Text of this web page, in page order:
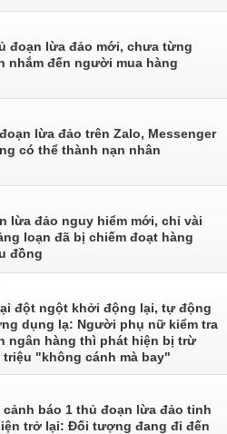
đoạn lừa đảo mới, chưa từng
nhắm đến người mua hàng
lừa đảo trên Zalo, Messenger
có thể thành nạn nhân
lừa đảo nguy hiểm mới, chỉ vài
loạn đã bị chiếm đoạt hàng
đồng
đột ngột khởi động lại, tự động
dụng lạ: Người phụ nữ kiểm tra
ngân hàng thì phát hiện bị trừ
triệu "không cánh mà bay"
cảnh báo 1 thủ đoạn lừa đảo tinh
trở lại: Đối tượng đang đi đến